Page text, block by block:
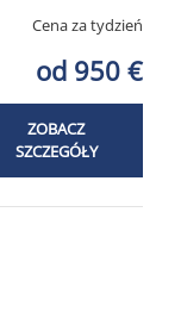
Cena za tydzień
od 950 €
ZOBACZ
SZCZEGÓŁY